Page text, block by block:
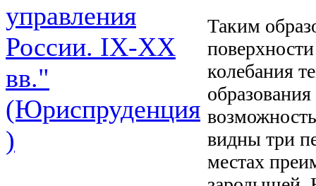
управления
России. IХ-ХХ
вв."
(Юриспруденция
)
Таким
колебания
видны три
местах